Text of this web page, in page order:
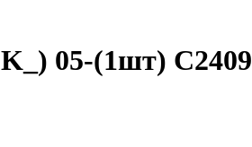
05-(1шт)